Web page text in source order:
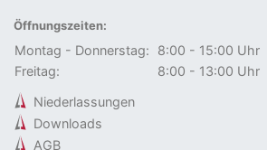
Öffnungszeiten:
Montag - Donnerstag:
8:00 - 15:00 Uhr
Freitag:
8:00 - 13:00 Uhr
Niederlassungen
Downloads
AGB